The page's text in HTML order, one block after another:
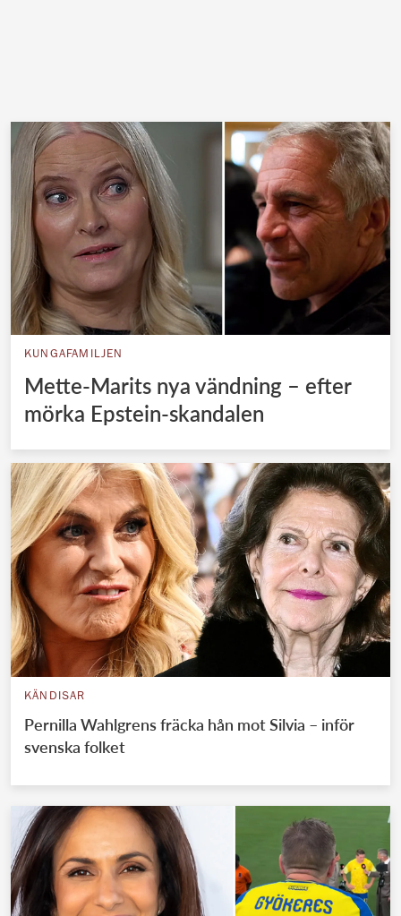
KUNGAFAMILJEN
Mette-Marits nya vändning – efter
mörka Epstein-skandalen
KÄNDISAR
Pernilla Wahlgrens fräcka hån mot Silvia – inför
svenska folket